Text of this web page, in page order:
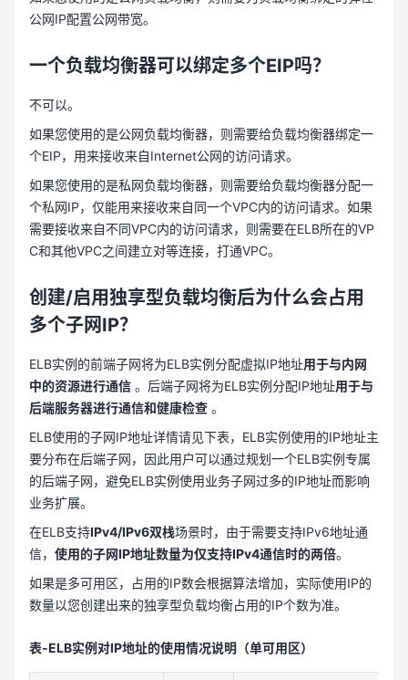
公网IP配置公网带宽。
一个负载均衡器可以绑定多个EIP吗？
不可以。
如果您使用的是公网负载均衡器，则需要给负载均衡器绑定一
个EIP，用来接收来自Internet公网的访问请求。
如果您使用的是私网负载均衡器，则需要给负载均衡器分配一
个私网IP，仅能用来接收来自同一个VPC内的访问请求。如果
需要接收来自不同VPC内的访问请求，则需要在ELB所在的VP
C和其他VPC之间建立对等连接，打通VPC。
创建/启用独享型负载均衡后为什么会占用
多个子网IP？
ELB实例的前端子网将为ELB实例分配虚拟IP地址用于与内网
中的资源进行通信 。后端子网将为ELB实例分配IP地址用于与
后端服务器进行通信和健康检查 。
ELB使用的子网IP地址详情请见下表，ELB实例使用的IP地址主
要分布在后端子网，因此用户可以通过规划一个ELB实例专属
的后端子网，避免ELB实例使用业务子网过多的IP地址而影响
业务扩展。
在ELB支持IPv4/IPv6双栈场景时，由于需要支持IPv6地址通
信， 使用的子网IP地址数量为仅支持IPv4通信时的两倍。
如果是多可用区，占用的IP数会根据算法增加，实际使用IP的
数量以您创建出来的独享型负载均衡占用的IP个数为准。
表-ELB实例对IP地址的使用情况说明（单可用区）